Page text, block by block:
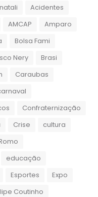
Acidentes
AMCAP
Amparo
Bolsa Fami
Nery
Brasi
Caraubas
Confraternização
Crise
cultura
educação
Esportes
Expo
Coutinho